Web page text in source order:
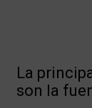
La
son la